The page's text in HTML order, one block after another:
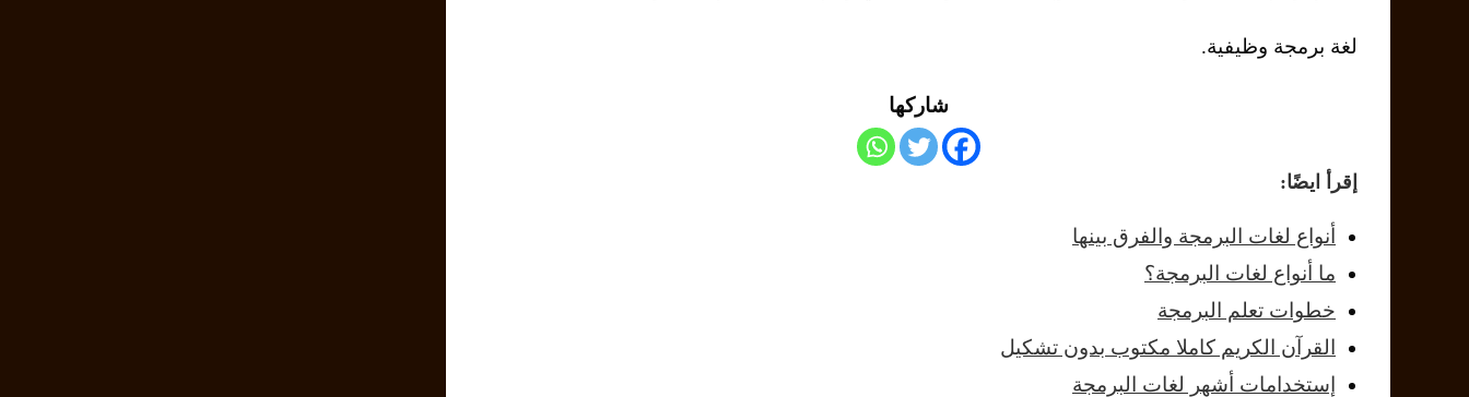
لغة برمجة وظيفية.
شاركها
إقرأ ايضًا:
أنواع لغات البرمجة والفرق بينها
ما أنواع لغات البرمجة؟
خطوات تعلم البرمجة
القرآن الكريم كاملا مكتوب بدون تشكيل
إستخدامات أشهر لغات البرمجة